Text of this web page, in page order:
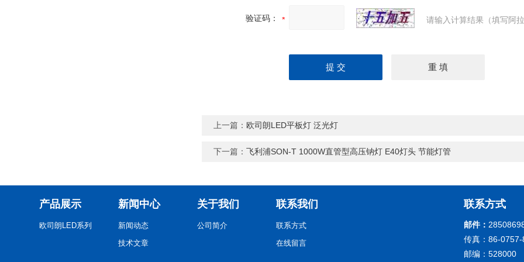
验证码： 请输入计算结果（填写阿
上一篇： 欧司朗LED平板灯 泛光灯
下一篇：飞利浦SON-T 1000W直管型高压钠灯 E40灯头 节能灯管
产品展示
欧司朗LED系列
新闻中心
新闻动态
技术文章
关于我们
公司简介
联系我们
联系方式
在线留言
联系方式
邮件：
传真：86-
邮编：528000